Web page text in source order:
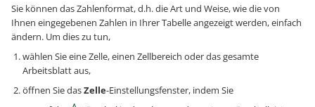
Sie können das Zahlenformat, d.h. die Art und Weise, wie die von
Ihnen eingegebenen Zahlen in Ihrer Tabelle angezeigt werden, einfach
ändern. Um dies zu tun,
wählen Sie eine Zelle, einen Zellbereich oder das gesamte
Arbeitsblatt aus,
öffnen Sie dasZelle-Einstellungsfenster, indem Sie